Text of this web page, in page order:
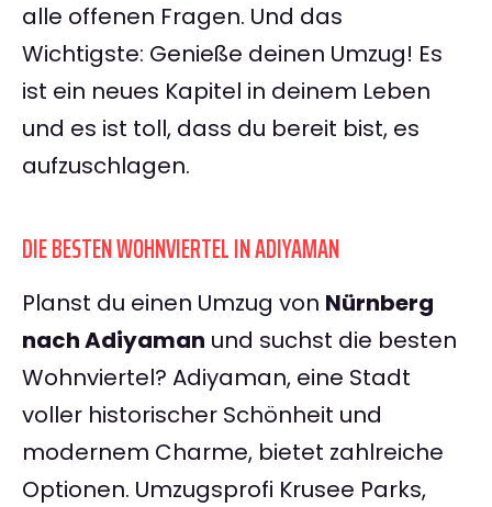
alle offenen Fragen. Und das
Wichtigste: Genieße deinen Umzug! Es
ist ein neues Kapitel in deinem Leben
und es ist toll, dass du bereit bist, es
aufzuschlagen.
DIE BESTEN WOHNVIERTEL IN ADIYAMAN
Planst du einen Umzug von Nürnberg
nach Adiyaman und suchst die besten
Wohnviertel? Adiyaman, eine Stadt
voller historischer Schönheit und
modernem Charme, bietet zahlreiche
Optionen. Umzugsprofi Krusee Parks,